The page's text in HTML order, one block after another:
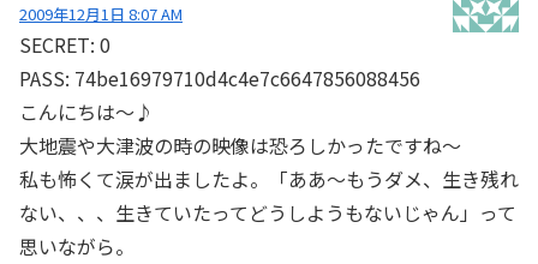
2009年12月1日 8:07 AM
SECRET: 0
PASS: 74be16979710d4c4e7c6647856088456
こんにちは～♪
大地震や大津波の時の映像は恐ろしかったですね～
私も怖くて涙が出ましたよ。「ああ～もうダメ、生き残れ
ない、、、生きていたってどうしようもないじゃん」って
思いながら。